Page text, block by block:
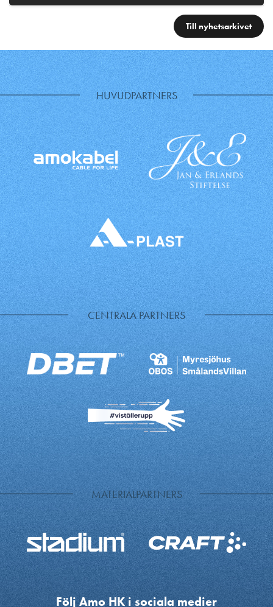
Till nyhetsarkivet
HUVUDPARTNERS
CENTRALA PARTNERS
MATERIALPARTNERS
Följ Amo HK i sociala medier